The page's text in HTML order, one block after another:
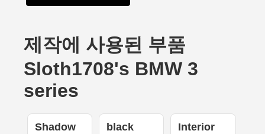
제작에 사용된 부품
Sloth1708's BMW 3
series
Shadow black Interior